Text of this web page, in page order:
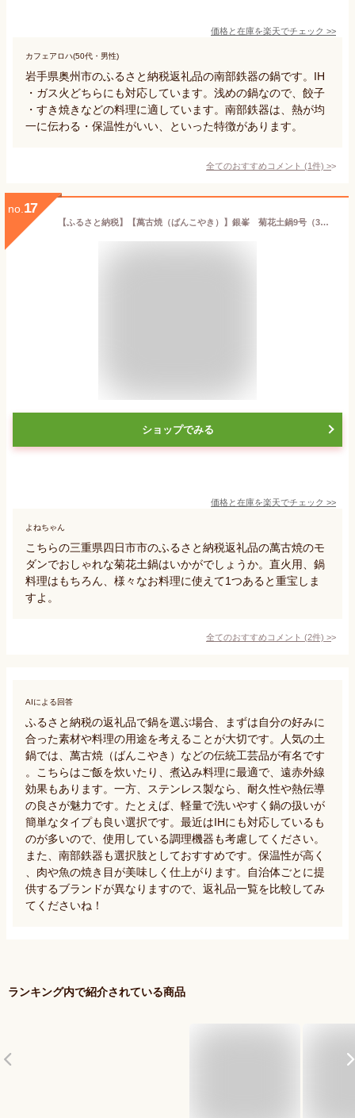
価格と在庫を楽天でチェック >>
カフェアロハ(50代・男性)
岩手県奥州市のふるさと納税返礼品の南部鉄器の鍋です。IH
・ガス火どちらにも対応しています。浅めの鍋なので、餃子
・すき焼きなどの料理に適しています。南部鉄器は、熱が均
一に伝わる・保温性がいい、といった特徴があります。
全てのおすすめコメント (1件) >
no. 17
【ふるさと納税】【萬古焼（ばんこやき）】銀峯 菊花土鍋9号（3〜4人用）
ショップでみる
価格と在庫を楽天でチェック >>
よねちゃん
こちらの三重県四日市市のふるさと納税返礼品の萬古焼のモ
ダンでおしゃれな菊花土鍋はいかがでしょうか。直火用、鍋
料理はもちろん、様々なお料理に使えて1つあると重宝しま
すよ。
全てのおすすめコメント (2件) >
AIによる回答
ふるさと納税の返礼品で鍋を選ぶ場合、まずは自分の好みに
合った素材や料理の用途を考えることが大切です。人気の土
鍋では、萬古焼（ばんこやき）などの伝統工芸品が有名です
。こちらはご飯を炊いたり、煮込み料理に最適で、遠赤外線
効果もあります。一方、ステンレス製なら、耐久性や熱伝導
の良さが魅力です。たとえば、軽量で洗いやすく鍋の扱いが
簡単なタイプも良い選択です。最近はIHにも対応しているも
のが多いので、使用している調理機器も考慮してください。
また、南部鉄器も選択肢としておすすめです。保温性が高く
、肉や魚の焼き目が美味しく仕上がります。自治体ごとに提
供するブランドが異なりますので、返礼品一覧を比較してみ
てくださいね！
ランキング内で紹介されている商品